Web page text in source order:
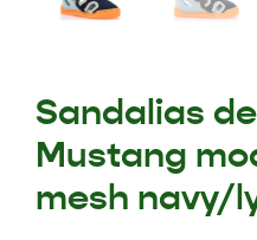
Sandalias
Mustang
mesh navy/